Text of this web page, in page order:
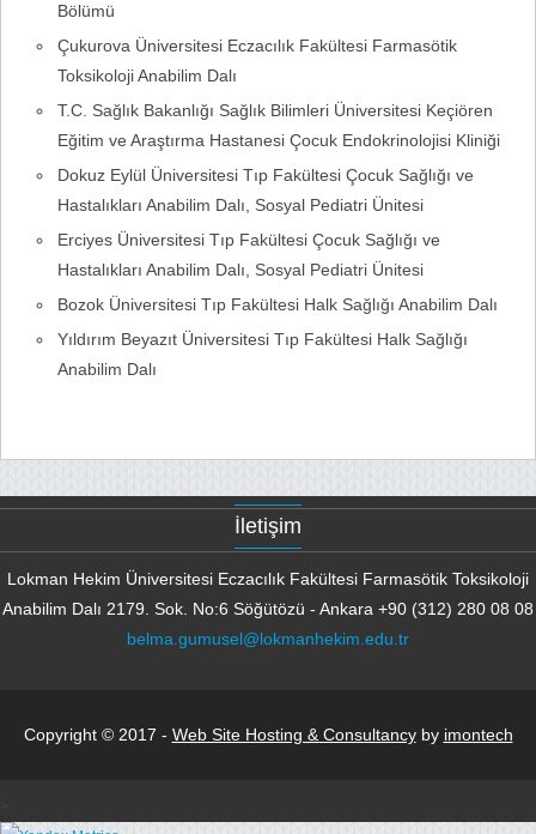
Bölümü
Çukurova Üniversitesi Eczacılık Fakültesi Farmasötik
Toksikoloji Anabilim Dalı
T.C. Sağlık Bakanlığı Sağlık Bilimleri Üniversitesi Keçiören
Eğitim ve Araştırma Hastanesi Çocuk Endokrinolojisi Kliniği
Dokuz Eylül Üniversitesi Tıp Fakültesi Çocuk Sağlığı ve
Hastalıkları Anabilim Dalı, Sosyal Pediatri Ünitesi
Erciyes Üniversitesi Tıp Fakültesi Çocuk Sağlığı ve
Hastalıkları Anabilim Dalı, Sosyal Pediatri Ünitesi
Bozok Üniversitesi Tıp Fakültesi Halk Sağlığı Anabilim Dalı
Yıldırım Beyazıt Üniversitesi Tıp Fakültesi Halk Sağlığı
Anabilim Dalı
İletişim
Lokman Hekim Üniversitesi Eczacılık Fakültesi Farmasötik Toksikoloji
Anabilim Dalı 2179. Sok. No:6 Söğütözü - Ankara +90 (312) 280 08 08
belma.gumusel@lokmanhekim.edu.tr
Copyright © 2017 - Web Site Hosting & Consultancyby imontech